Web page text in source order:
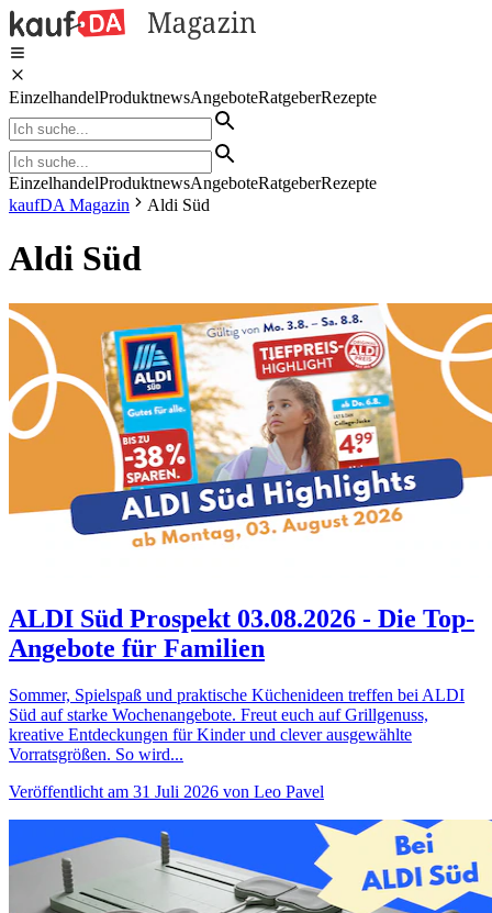
EinzelhandelProduktnewsAngeboteRatgeberRezepte
EinzelhandelProduktnewsAngeboteRatgeberRezepte
kaufDA Magazin
Aldi Süd
Aldi Süd
ALDI Süd Prospekt 03.08.2026 - Die Top-
Angebote für Familien
Sommer, Spielspaß und praktische Küchenideen treffen bei ALDI
Süd auf starke Wochenangebote. Freut euch auf Grillgenuss,
kreative Entdeckungen für Kinder und clever ausgewählte
Vorratsgrößen. So wird...
Veröffentlicht am 31 Juli 2026 von Leo Pavel